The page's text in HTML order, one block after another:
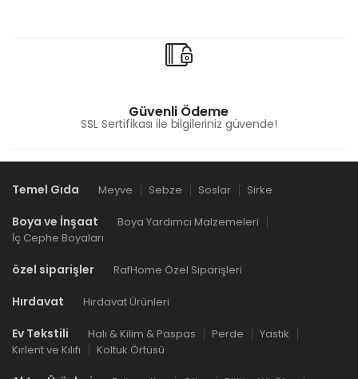
Güvenli Ödeme
SSL Sertifikası ile bilgileriniz güvende!
Temel Gıda Meyve Sebze Soslar Sirke
Boya ve İnşaat
Boya Yardımcı Malzemeleri
İç Cephe Boyaları
özel siparişler RafHome Özel Siparişleri
Hırdavat Hırdavat Ürünleri
Ev Tekstili Halı & Kilim & Paspas Perde
Yastık
Kırlent ve Kılıfı
Koltuk Örtüsü